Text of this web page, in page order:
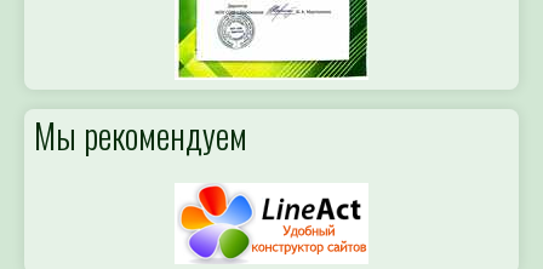
Мы рекомендуем